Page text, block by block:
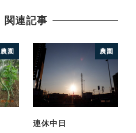
関連記事
農園 農園
連休中日